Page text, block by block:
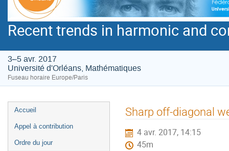
Recent trends in harmonic and
3–5 avr. 2017
Université d'Orléans, Mathématiques
Fuseau horaire Europe/Paris
Menu
de
Accueil
Appel à contribution
Ordre du jour
Sharp off-diagonal
4 avr. 2017, 14:15
45m